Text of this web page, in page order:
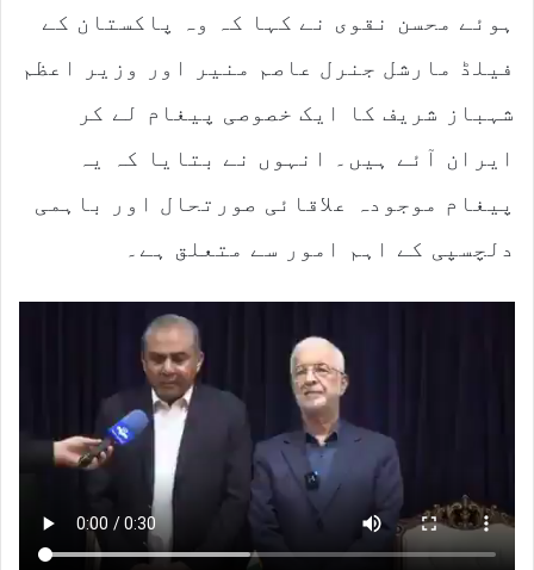
ہوئے محسن نقوی نے کہا کہ وہ پاکستان کے
فیلڈ مارشل جنرل عاصم منیر اور وزیر اعظم
شہباز شریف کا ایک خصوصی پیغام لے کر
ایران آئے ہیں۔ انہوں نے بتایا کہ یہ
پیغام موجودہ علاقائی صورتحال اور باہمی
دلچسپی کے اہم امور سے متعلق ہے۔